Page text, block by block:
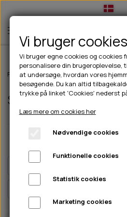
TIL
💧FODER-
CHICOPEE
HALSBÅND
🦴 GODBIDDER &
🍖
🎾 LEGETØJ
TÆNDER, ØRE, ØJE,
🐾 UDSTYR &
TIL
DRIKKEFLASKER/
HUER OG
PINEWOOD
TIL KAT
TILBUD
NYHEDER
Forside Til hunde Godbidder &
Storkøb
Vi bruger cookies
Vi bruger egne cookies og
personalisere din brugeroplevelse,
at undersøge, hvordan vores
besøgende. Du kan altid
trykke på linket 'Cookies' nederst
Læs mere om cookies her
Nødvendige cookies
Funktionelle cookies
Statistik cookies
Marketing cookies